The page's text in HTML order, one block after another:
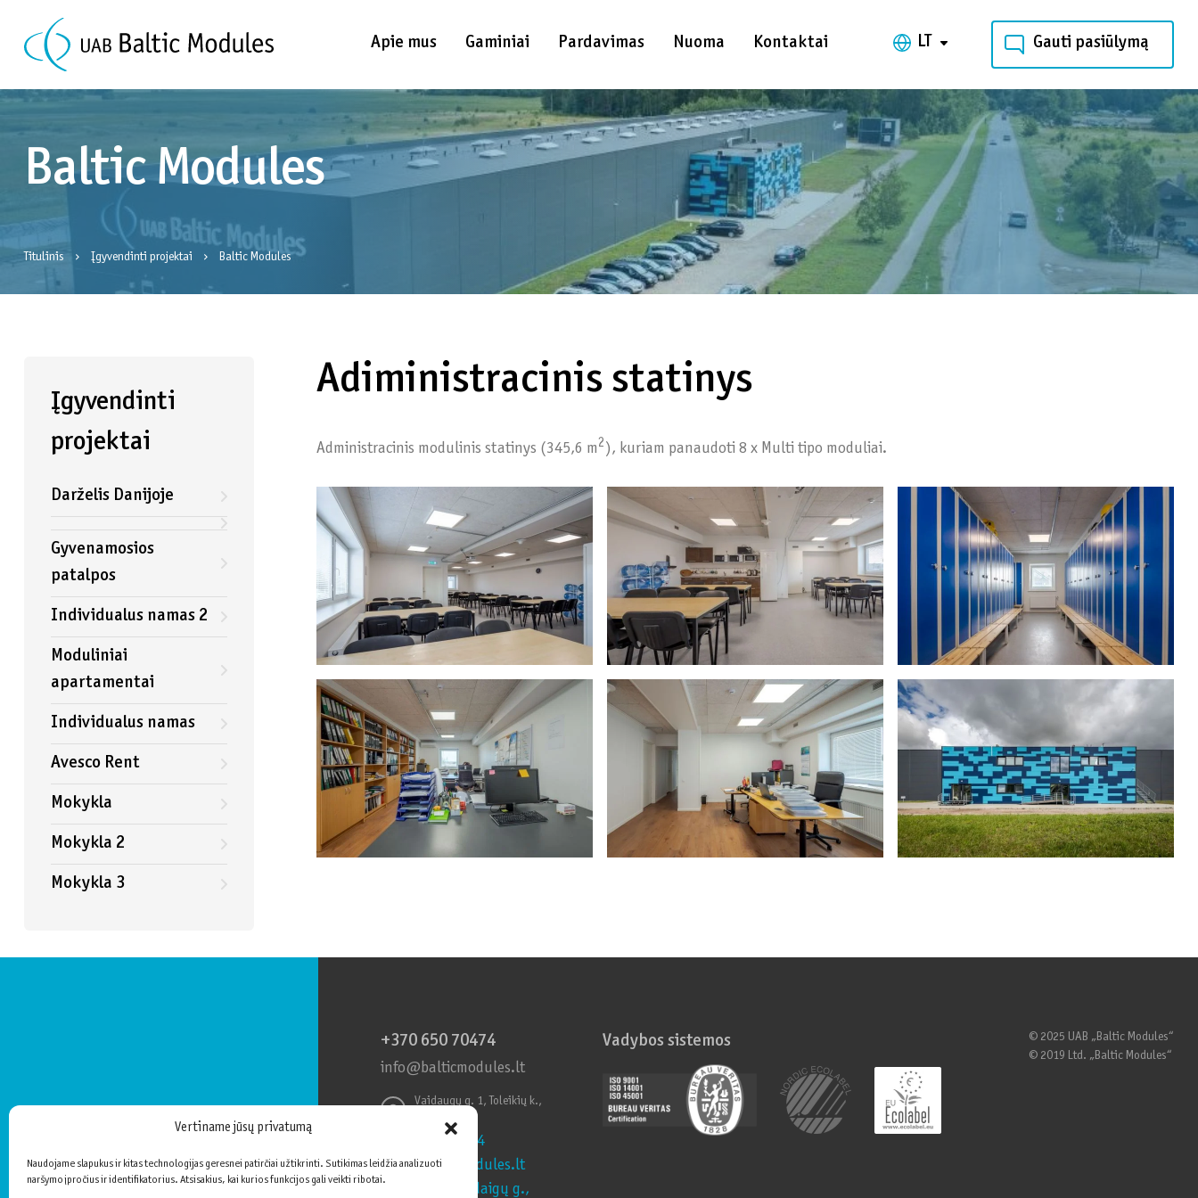
Vertiname jūsų privatumą
Naudojame slapukus ir kitas technologijas geresnei patirčiai užtikrinti. Sutikimas leidžia analizuoti
naršymo įpročius ir identifikatorius. Atsisakius, kai kurios funkcijos gali veikti ribotai.
Apie mus Gaminiai Pardavimas Nuoma Kontaktai LT Gauti pasiūlymą
Baltic Modules
Titulinis Įgyvendinti projektai Baltic Modules
Adiministracinis statinys
Administracinis modulinis statinys (345,6 m2 ), kuriam panaudoti 8 x Multi tipo moduliai.
Įgyvendinti
projektai
Darželis Danijoje
Gyvenamosios
patalpos
Individualus namas 2
Moduliniai
apartamentai
Individualus namas
Avesco Rent
Mokykla
Mokykla 2
Mokykla 3
+370 650 70474
info@balticmodules.lt
Vaidaugų g. 1, Toleikių k.,
Klaipėdos r.
+370 650 70474
info@balticmodules.lt
Toleikių k., Vaidaigų g.,
Vadybos sistemos
© 2025 UAB „Baltic Modules“
© 2019 Ltd. „Baltic Modules“